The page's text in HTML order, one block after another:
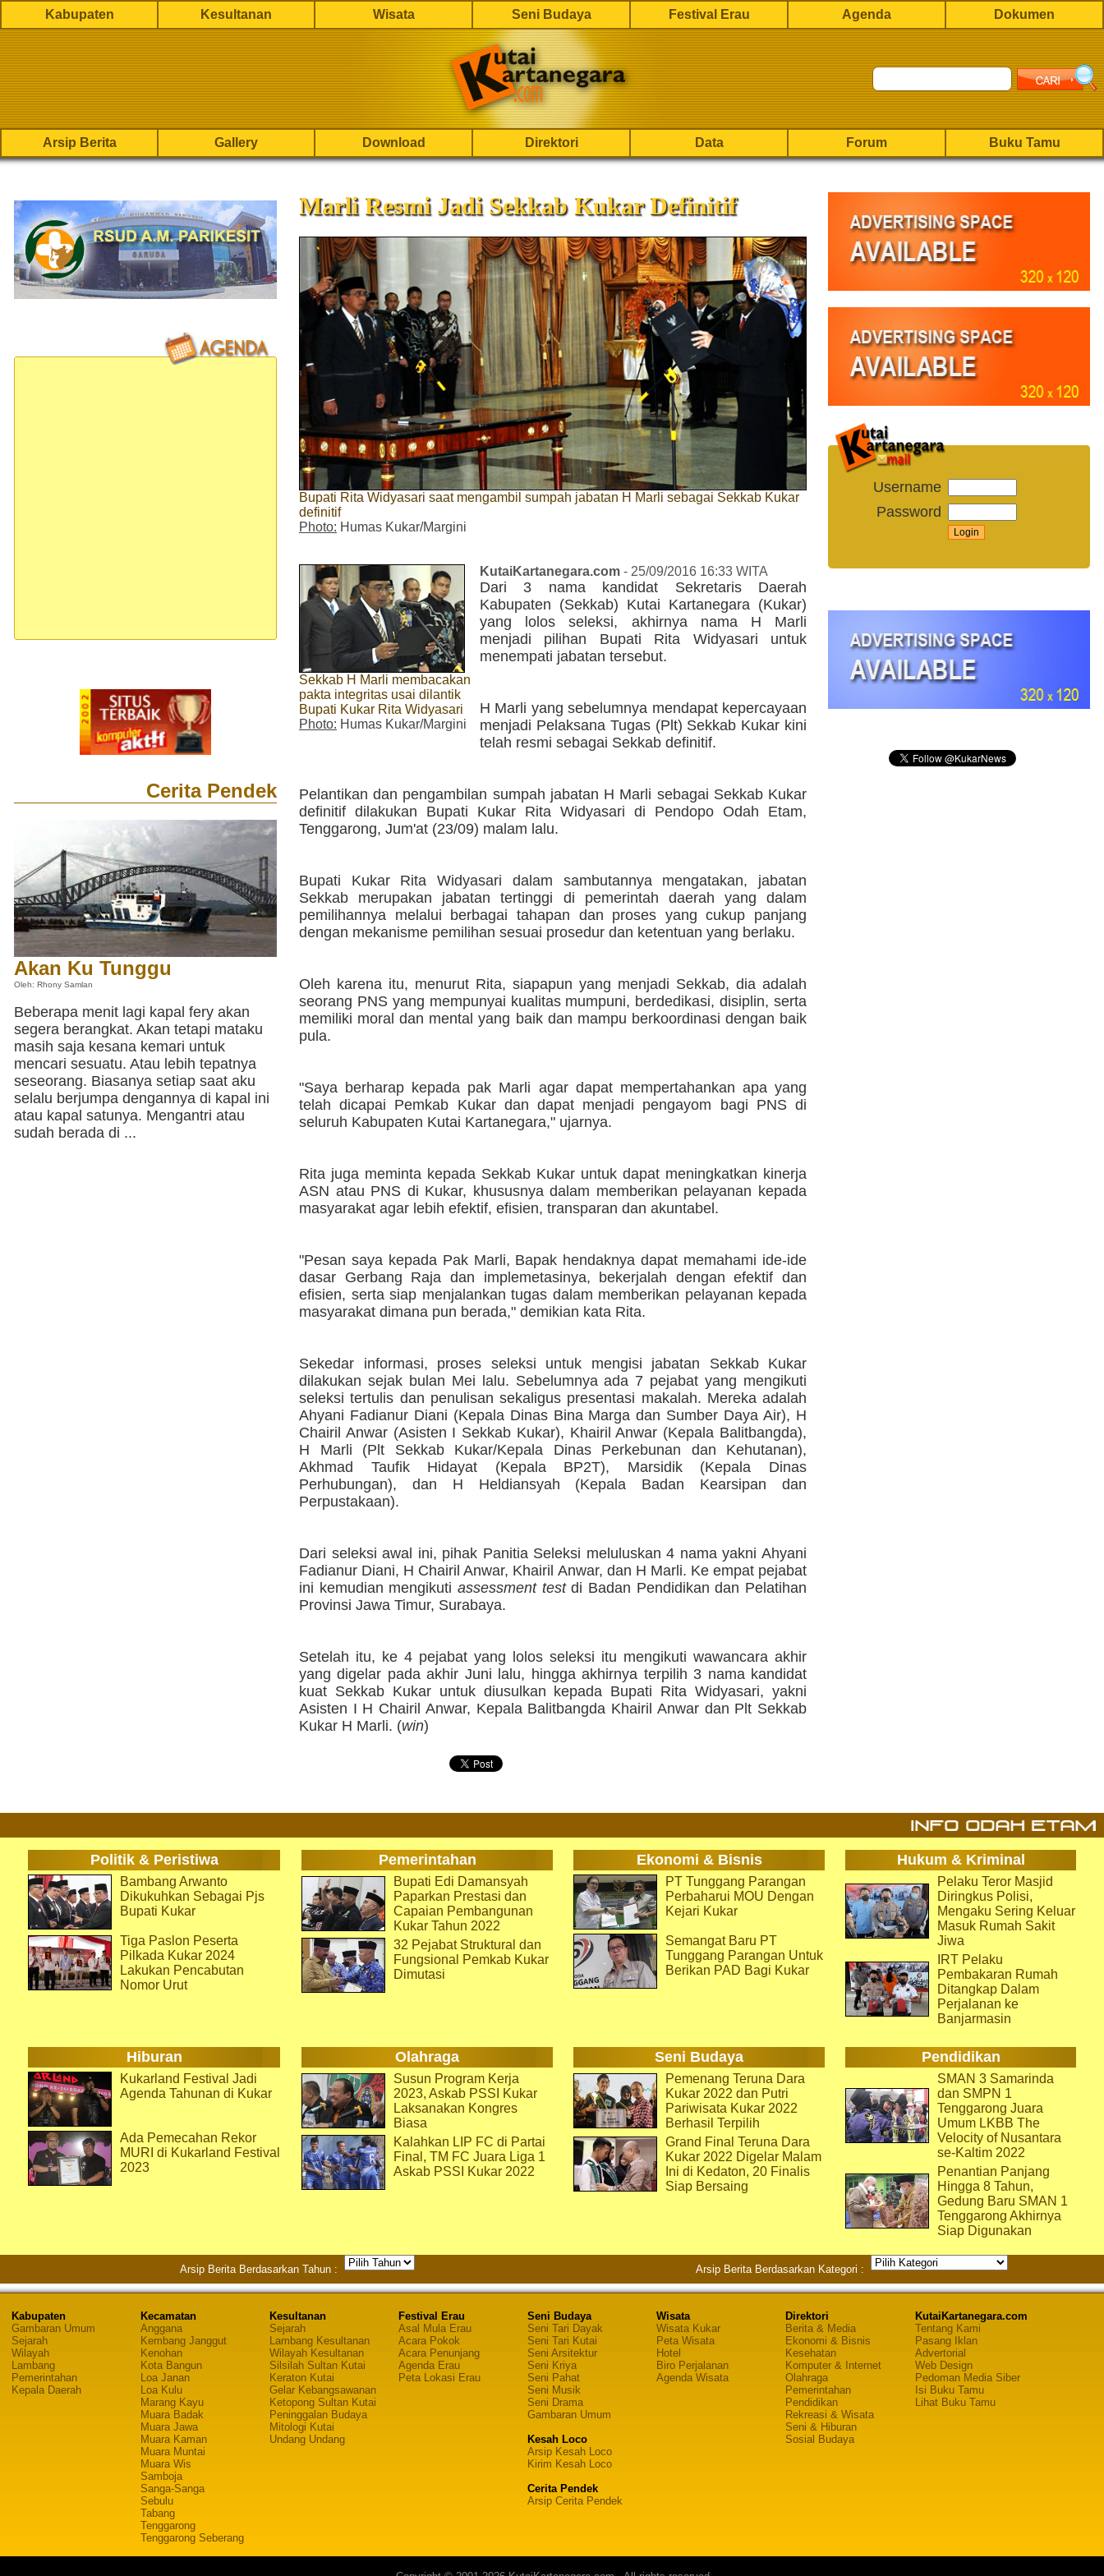
Kabupaten Kesultanan Wisata Seni Budaya Festival Erau Agenda Dokumen
Arsip Berita Gallery Download Direktori Data Forum Buku Tamu
Cerita Pendek
Akan Ku Tunggu
Oleh: Rhony Samlan
Beberapa menit lagi kapal fery akan
segera berangkat. Akan tetapi mataku
masih saja kesana kemari untuk
mencari sesuatu. Atau lebih tepatnya
seseorang. Biasanya setiap saat aku
selalu berjumpa dengannya di kapal ini
atau kapal satunya. Mengantri atau
sudah berada di ...
Marli Resmi Jadi Sekkab Kukar Definitif
Bupati Rita Widyasari saat mengambil sumpah jabatan H Marli sebagai Sekkab Kukar
definitif
Photo: Humas Kukar/Margini
Sekkab H Marli membacakan
pakta integritas usai dilantik
Bupati Kukar Rita Widyasari
Photo: Humas Kukar/Margini
KutaiKartanegara.com - 25/09/2016 16:33 WITA
Dari 3 nama kandidat Sekretaris Daerah
Kabupaten (Sekkab) Kutai Kartanegara (Kukar)
yang lolos seleksi, akhirnya nama H Marli
menjadi pilihan Bupati Rita Widyasari untuk
menempati jabatan tersebut.
H Marli yang sebelumnya mendapat kepercayaan
menjadi Pelaksana Tugas (Plt) Sekkab Kukar kini
telah resmi sebagai Sekkab definitif.
Pelantikan dan pengambilan sumpah jabatan H Marli sebagai Sekkab Kukar
definitif dilakukan Bupati Kukar Rita Widyasari di Pendopo Odah Etam,
Tenggarong, Jum'at (23/09) malam lalu.
Bupati Kukar Rita Widyasari dalam sambutannya mengatakan, jabatan
Sekkab merupakan jabatan tertinggi di pemerintah daerah yang dalam
pemilihannya melalui berbagai tahapan dan proses yang cukup panjang
dengan mekanisme pemilihan sesuai prosedur dan ketentuan yang berlaku.
Oleh karena itu, menurut Rita, siapapun yang menjadi Sekkab, dia adalah
seorang PNS yang mempunyai kualitas mumpuni, berdedikasi, disiplin, serta
memiliki moral dan mental yang baik dan mampu berkoordinasi dengan baik
pula.
"Saya berharap kepada pak Marli agar dapat mempertahankan apa yang
telah dicapai Pemkab Kukar dan dapat menjadi pengayom bagi PNS di
seluruh Kabupaten Kutai Kartanegara," ujarnya.
Rita juga meminta kepada Sekkab Kukar untuk dapat meningkatkan kinerja
ASN atau PNS di Kukar, khususnya dalam memberikan pelayanan kepada
masyarakat agar lebih efektif, efisien, transparan dan akuntabel.
"Pesan saya kepada Pak Marli, Bapak hendaknya dapat memahami ide-ide
dasar Gerbang Raja dan implemetasinya, bekerjalah dengan efektif dan
efisien, serta siap menjalankan tugas dalam memberikan pelayanan kepada
masyarakat dimana pun berada," demikian kata Rita.
Sekedar informasi, proses seleksi untuk mengisi jabatan Sekkab Kukar
dilakukan sejak bulan Mei lalu. Sebelumnya ada 7 pejabat yang mengikuti
seleksi tertulis dan penulisan sekaligus presentasi makalah. Mereka adalah
Ahyani Fadianur Diani (Kepala Dinas Bina Marga dan Sumber Daya Air), H
Chairil Anwar (Asisten I Sekkab Kukar), Khairil Anwar (Kepala Balitbangda),
H Marli (Plt Sekkab Kukar/Kepala Dinas Perkebunan dan Kehutanan),
Akhmad Taufik Hidayat (Kepala BP2T), Marsidik (Kepala Dinas
Perhubungan), dan H Heldiansyah (Kepala Badan Kearsipan dan
Perpustakaan).
Dari seleksi awal ini, pihak Panitia Seleksi meluluskan 4 nama yakni Ahyani
Fadianur Diani, H Chairil Anwar, Khairil Anwar, dan H Marli. Ke empat pejabat
ini kemudian mengikuti assessment testdi Badan Pendidikan dan Pelatihan
Provinsi Jawa Timur, Surabaya.
Setelah itu, ke 4 pejabat yang lolos seleksi itu mengikuti wawancara akhir
yang digelar pada akhir Juni lalu, hingga akhirnya terpilih 3 nama kandidat
kuat Sekkab Kukar untuk diusulkan kepada Bupati Rita Widyasari, yakni
Asisten I H Chairil Anwar, Kepala Balitbangda Khairil Anwar dan Plt Sekkab
Kukar H Marli. (win)
Username
Password
Politik & Peristiwa Pemerintahan Ekonomi & Bisnis Hukum & Kriminal
Bambang Arwanto
Dikukuhkan Sebagai Pjs
Bupati Kukar
Tiga Paslon Peserta
Pilkada Kukar 2024
Lakukan Pencabutan
Nomor Urut
Bupati Edi Damansyah
Paparkan Prestasi dan
Capaian Pembangunan
Kukar Tahun 2022
32 Pejabat Struktural dan
Fungsional Pemkab Kukar
Dimutasi
PT Tunggang Parangan
Perbaharui MOU Dengan
Kejari Kukar
Semangat Baru PT
Tunggang Parangan Untuk
Berikan PAD Bagi Kukar
Pelaku Teror Masjid
Diringkus Polisi,
Mengaku Sering Keluar
Masuk Rumah Sakit
Jiwa
IRT Pelaku
Pembakaran Rumah
Ditangkap Dalam
Perjalanan ke
Banjarmasin
Hiburan Olahraga Seni Budaya Pendidikan
Kukarland Festival Jadi
Agenda Tahunan di Kukar
Ada Pemecahan Rekor
MURI di Kukarland Festival
2023
Susun Program Kerja
2023, Askab PSSI Kukar
Laksanakan Kongres
Biasa
Kalahkan LIP FC di Partai
Final, TM FC Juara Liga 1
Askab PSSI Kukar 2022
Pemenang Teruna Dara
Kukar 2022 dan Putri
Pariwisata Kukar 2022
Berhasil Terpilih
Grand Final Teruna Dara
Kukar 2022 Digelar Malam
Ini di Kedaton, 20 Finalis
Siap Bersaing
SMAN 3 Samarinda
dan SMPN 1
Tenggarong Juara
Umum LKBB The
Velocity of Nusantara
se-Kaltim 2022
Penantian Panjang
Hingga 8 Tahun,
Gedung Baru SMAN 1
Tenggarong Akhirnya
Siap Digunakan
Arsip Berita Berdasarkan Tahun : Arsip Berita Berdasarkan Kategori :
Kabupaten
Gambaran Umum
Sejarah
Wilayah
Lambang
Pemerintahan
Kepala Daerah
Kecamatan
Anggana
Kembang Janggut
Kenohan
Kota Bangun
Loa Janan
Loa Kulu
Marang Kayu
Muara Badak
Muara Jawa
Muara Kaman
Muara Muntai
Muara Wis
Samboja
Sanga-Sanga
Sebulu
Tabang
Tenggarong
Tenggarong Seberang
Kesultanan
Sejarah
Lambang Kesultanan
Wilayah Kesultanan
Silsilah Sultan Kutai
Keraton Kutai
Gelar Kebangsawanan
Ketopong Sultan Kutai
Peninggalan Budaya
Mitologi Kutai
Undang Undang
Festival Erau
Asal Mula Erau
Acara Pokok
Acara Penunjang
Agenda Erau
Peta Lokasi Erau
Seni Budaya
Seni Tari Dayak
Seni Tari Kutai
Seni Arsitektur
Seni Kriya
Seni Pahat
Seni Musik
Seni Drama
Gambaran Umum
Kesah Loco
Arsip Kesah Loco
Kirim Kesah Loco
Cerita Pendek
Arsip Cerita Pendek
Wisata
Wisata Kukar
Peta Wisata
Hotel
Biro Perjalanan
Agenda Wisata
Direktori
Berita & Media
Ekonomi & Bisnis
Kesehatan
Komputer & Internet
Olahraga
Pemerintahan
Pendidikan
Rekreasi & Wisata
Seni & Hiburan
Sosial Budaya
KutaiKartanegara.com
Tentang Kami
Pasang Iklan
Advertorial
Web Design
Pedoman Media Siber
Isi Buku Tamu
Lihat Buku Tamu